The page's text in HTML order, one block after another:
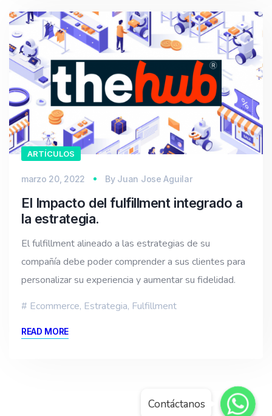
ARTÍCULOS
marzo 20, 2022 By Juan Jose Aguilar
El Impacto del fulfillment integrado a
la estrategia.
El fulfillment alineado a las estrategias de su
compañía debe poder comprender a sus clientes para
personalizar su experiencia y aumentar su fidelidad.
Ecommerce, Estrategia, Fulfillment
READ MORE
WhatsApp
WhatsApp
WhatsApp
Contáctanos